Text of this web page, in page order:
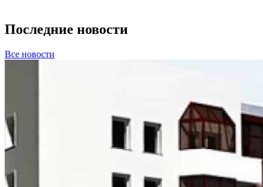
Последние новости
Все новости